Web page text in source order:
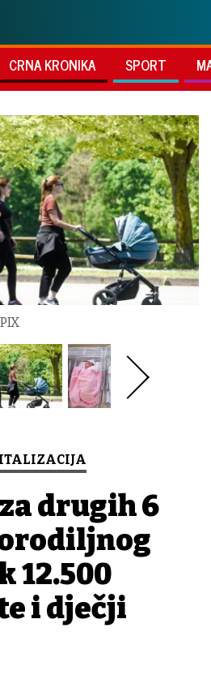
CRNA KRONIKA SPORT
drugih 6
12.500
i dječji